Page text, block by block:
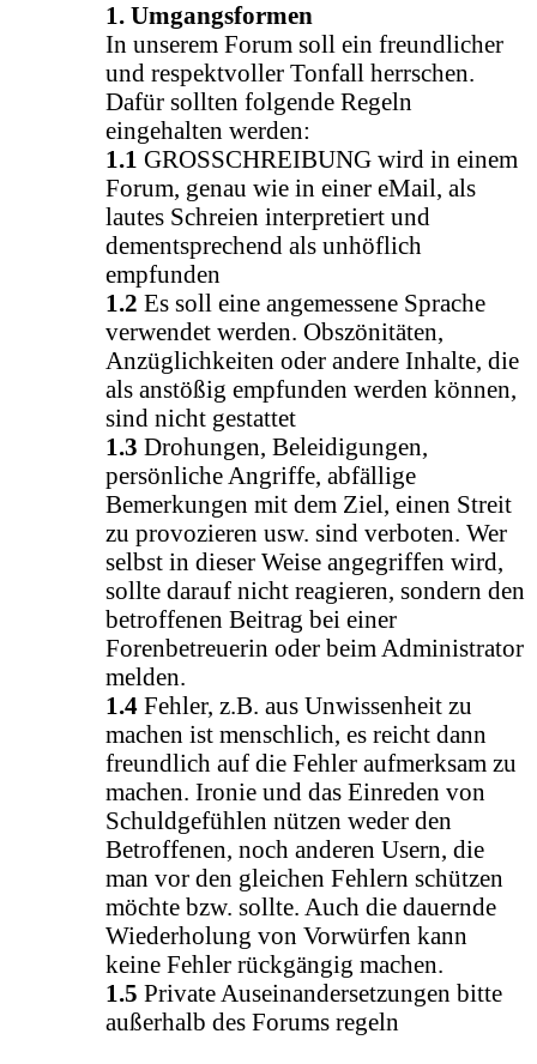
1. Umgangsformen
In unserem Forum soll ein freundlicher
und respektvoller Tonfall herrschen.
Dafür sollten folgende Regeln
eingehalten werden:
1.1 GROSSCHREIBUNG wird in einem
Forum, genau wie in einer eMail, als
lautes Schreien interpretiert und
dementsprechend als unhöflich
empfunden
1.2 Es soll eine angemessene Sprache
verwendet werden. Obszönitäten,
Anzüglichkeiten oder andere Inhalte, die
als anstößig empfunden werden können,
sind nicht gestattet
1.3 Drohungen, Beleidigungen,
persönliche Angriffe, abfällige
Bemerkungen mit dem Ziel, einen Streit
zu provozieren usw. sind verboten. Wer
selbst in dieser Weise angegriffen wird,
sollte darauf nicht reagieren, sondern den
betroffenen Beitrag bei einer
Forenbetreuerin oder beim Administrator
melden.
1.4 Fehler, z.B. aus Unwissenheit zu
machen ist menschlich, es reicht dann
freundlich auf die Fehler aufmerksam zu
machen. Ironie und das Einreden von
Schuldgefühlen nützen weder den
Betroffenen, noch anderen Usern, die
man vor den gleichen Fehlern schützen
möchte bzw. sollte. Auch die dauernde
Wiederholung von Vorwürfen kann
keine Fehler rückgängig machen.
1.5 Private Auseinandersetzungen bitte
außerhalb des Forums regeln